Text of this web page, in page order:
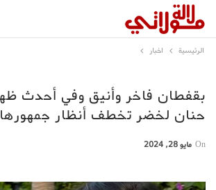
الرئيسية اخبار
بقفطان فاخر وأنيق وفي أحدث
حنان لخضر تخطف أنظار جمهورها
On مايو 28, 2024